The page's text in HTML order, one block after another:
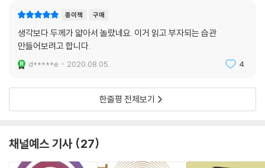
종이책 구매
생각보다 두께가 얇아서 놀랐네요. 이거 읽고 부자되는 습관
만들어보려고 합니다.
d*****e 2020.08.05. 4
한줄평 전체보기
채널예스 기사 27